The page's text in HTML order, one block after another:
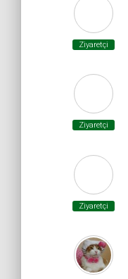
Ziyaretçi
Ziyaretçi
Ziyaretçi